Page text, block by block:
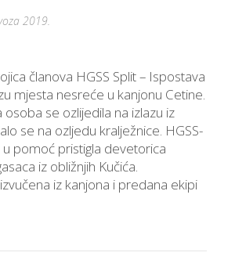
2019.
članova HGSS Split – Ispostava
mjesta nesreće u kanjonu Cetine.
se ozlijedila na izlazu iz
se na ozljedu kralježnice. HGSS-
pomoć pristigla devetorica
iz obližnjih Kučića.
iz kanjona i predana ekipi